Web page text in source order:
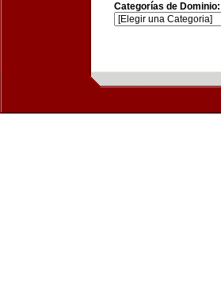
Categorías de Dominio: